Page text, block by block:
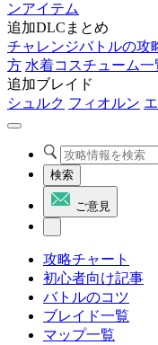
ンアイテム
追加DLCまとめ
チャレンジバトルの攻
方 水着コスチューム一
追加ブレイド
シュルク フィオルン
検索
ご意見
攻略チャート
初心者向け記事
バトルのコツ
ブレイド一覧
マップ一覧